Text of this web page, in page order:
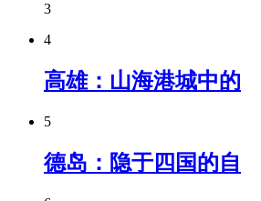
3
4
高雄：山海港城中的
5
德岛：隐于四国的自